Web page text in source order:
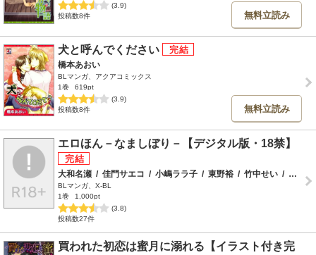
(3.9)
投稿数8件
無料立読み
犬と呼んでください
橋本あおい
BLマンガ、アクアコミックス
1巻
619pt
(3.9)
投稿数8件
無料立読み
エロほん－なましぼり－【デジタル版・18禁】
大和名瀬 / 佳門サエコ / 小嶋ララ子 / 東野裕 / 竹中せい /
BLマンガ、X-BL
1巻
1,000pt
(3.8)
投稿数27件
買われた初恋は蜜月に溺れる【イラスト付き完